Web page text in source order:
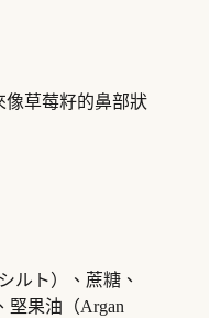
像草莓籽的鼻部狀
ルト）、蔗糖、
堅果油（Argan